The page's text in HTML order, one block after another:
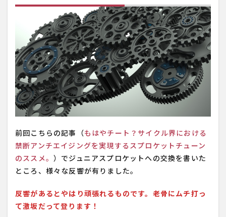
前回こちらの記事（もはやチート？サイクル界における
禁断アンチエイジングを実現するスプロケットチューン
のススメ。 ）でジュニアスプロケットへの交換を書いた
ところ、様々な反響が有りました。
反響があるとやはり頑張れるものです。老骨にムチ打っ
て激坂だって登ります！